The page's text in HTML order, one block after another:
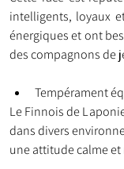
intelligents, loyaux
énergiques et ont
des compagnons de
Tempérament
Le Finnois de
dans divers
une attitude calme